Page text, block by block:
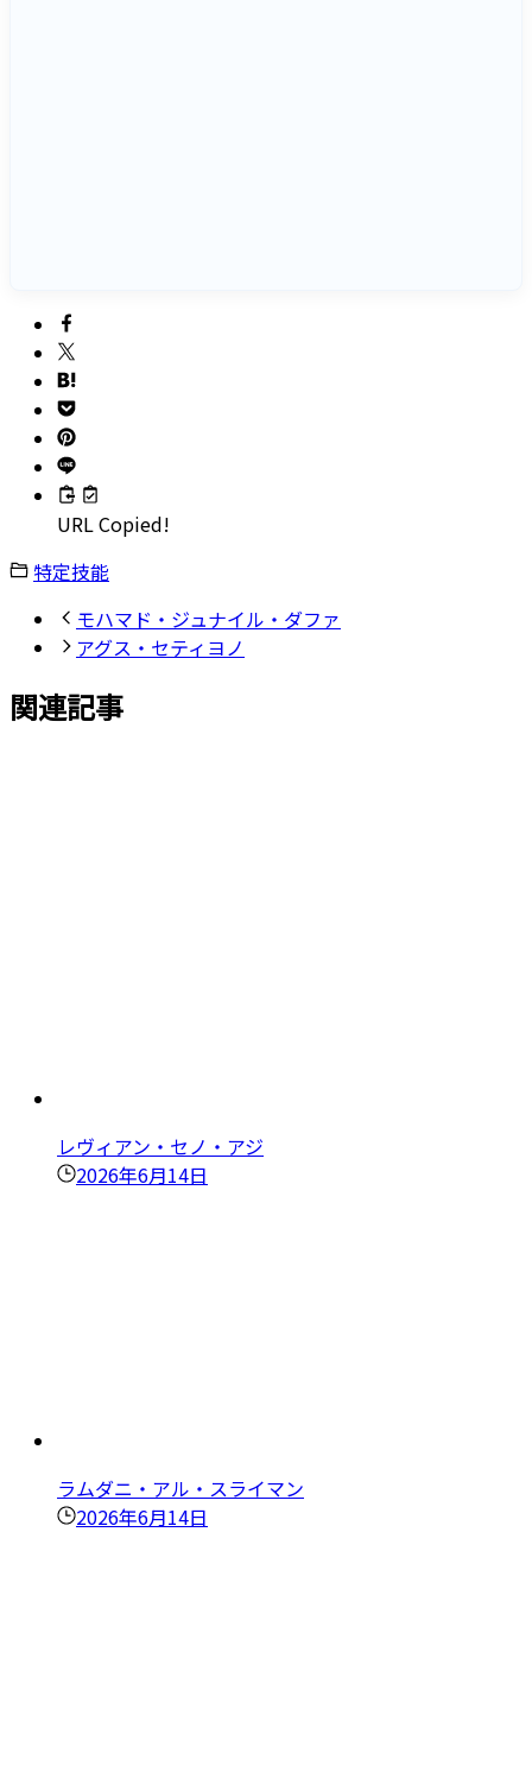
URL Copied!
特定技能
モハマド・ジュナイル・ダファ
アグス・セティヨノ
関連記事
レヴィアン・セノ・アジ
2026年6月14日
ラムダニ・アル・スライマン
2026年6月14日